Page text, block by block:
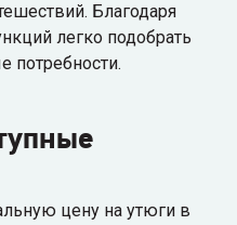
Благодаря
легко подобрать
потребности.
цену на утюги в